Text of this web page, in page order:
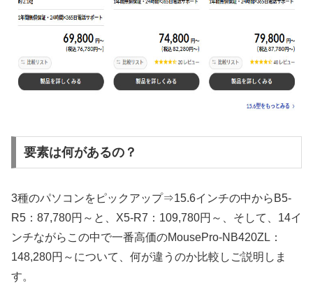
要素は何があるの？
3種のパソコンをピックアップ⇒15.6インチの中からB5-
R5：87,780円～と、X5-R7：109,780円～、そして、14イ
ンチながらこの中で一番高価のMousePro-NB420ZL：
148,280円～について、何が違うのか比較しご説明しま
す。